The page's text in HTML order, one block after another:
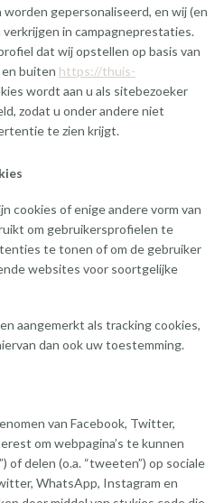
gepersonaliseerd, en wij (en
in campagneprestaties.
dat wij opstellen op basis van
buiten https://thuis-
wordt aan u als sitebezoeker
zodat u onder andere niet
te zien krijgt.
cookies of enige andere vorm van
om gebruikersprofielen te
te tonen of om de gebruiker
websites voor soortgelijke
aangemerkt als tracking cookies,
dan ook uw toestemming.
van Facebook, Twitter,
om webpagina’s te kunnen
of delen (o.a. “tweeten”) op sociale
WhatsApp, Instagram en